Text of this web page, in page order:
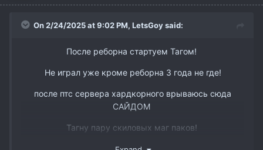
www.youtube.com/watch?v=DJJmtVgSQ6s&t
On 2/24/2025 at 9:02 PM, LetsGoysaid:
После реборна стартуем Тагом!
Не играл уже кроме реборна 3 года не где!
после птс сервера хардкорного врываюсь сюда
САЙДОМ
Тагну пару скиловых маг паков!